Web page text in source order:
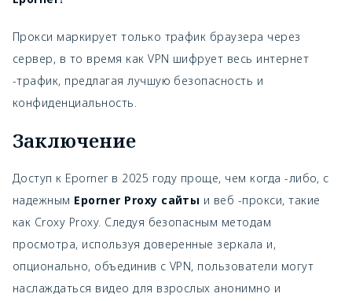
Прокси маркирует только трафик браузера через
сервер, в то время как VPN шифрует весь интернет
-трафик, предлагая лучшую безопасность и
конфиденциальность.
Заключение
Доступ к Eporner в 2025 году проще, чем когда -либо, с
надежным Eporner Proxy сайты и веб -прокси, такие
как Croxy Proxy. Следуя безопасным методам
просмотра, используя доверенные зеркала и,
опционально, объединив с VPN, пользователи могут
наслаждаться видео для взрослых анонимно и